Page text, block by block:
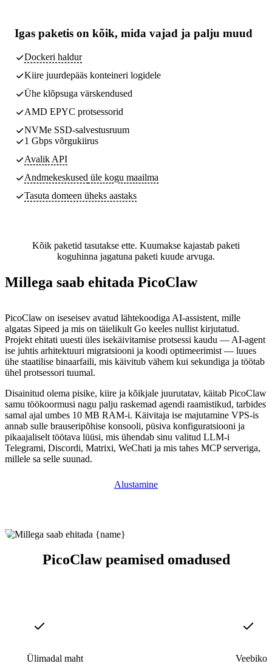
Igas paketis on kõik, mida vajad ja palju muud
Dockeri haldur
Kiire juurdepääs konteineri logidele
Ühe klõpsuga värskendused
AMD EPYC protsessorid
NVMe SSD-salvestusruum
1 Gbps võrgukiirus
Avalik API
Andmekeskused üle kogu maailma
Tasuta domeen üheks aastaks
Kõik paketid tasutakse ette. Kuumakse kajastab paketi
koguhinna jagatuna paketi kuude arvuga.
Millega saab ehitada PicoClaw
PicoClaw on iseseisev avatud lähtekoodiga AI-assistent, mille
algatas Sipeed ja mis on täielikult Go keeles nullist kirjutatud.
Projekt ehitati uuesti üles isekäivitamise protsessi kaudu — AI-agent
ise juhtis arhitektuuri migratsiooni ja koodi optimeerimist — luues
ühe staatilise binaarfaili, mis käivitub vähem kui sekundiga ja töötab
ühel protsessori tuumal.
Disainitud olema pisike, kiire ja kõikjale juurutatav, käitab PicoClaw
samu töökoormusi nagu palju raskemad agendi raamistikud, tarbides
samal ajal umbes 10 MB RAM-i. Käivitaja ise majutamine VPS-is
annab sulle brauseripõhise konsooli, püsiva konfiguratsiooni ja
pikaajaliselt töötava lüüsi, mis ühendab sinu valitud LLM-i
Telegrami, Discordi, Matrixi, WeChati ja mis tahes MCP serveriga,
millele sa selle suunad.
Alustamine
PicoClaw peamised omadused
Ülimadal maht